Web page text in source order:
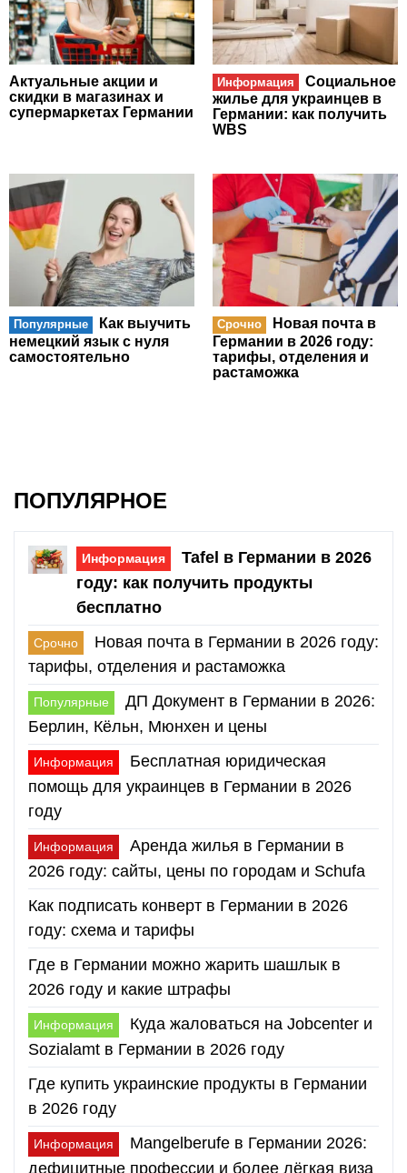
Актуальные акции и
скидки в магазинах и
супермаркетах Германии
Информация
Социальное
жилье для украинцев в
Германии: как получить
WBS
Популярные
Как выучить
немецкий язык с нуля
самостоятельно
Срочно
Новая почта в
Германии в 2026 году:
тарифы, отделения и
растаможка
ПОПУЛЯРНОЕ
Информация
Tafel в Германии в 2026
году: как получить продукты
бесплатно
Срочно
Новая почта в Германии в 2026 году:
тарифы, отделения и растаможка
Популярные
ДП Документ в Германии в 2026:
Берлин, Кёльн, Мюнхен и цены
Информация
Бесплатная юридическая
помощь для украинцев в Германии в 2026
году
Информация
Аренда жилья в Германии в
2026 году: сайты, цены по городам и Schufa
Как подписать конверт в Германии в 2026
году: схема и тарифы
Где в Германии можно жарить шашлык в
2026 году и какие штрафы
Информация
Куда жаловаться на Jobcenter и
Sozialamt в Германии в 2026 году
Где купить украинские продукты в Германии
в 2026 году
Информация
Mangelberufe в Германии 2026:
дефицитные профессии и более лёгкая виза